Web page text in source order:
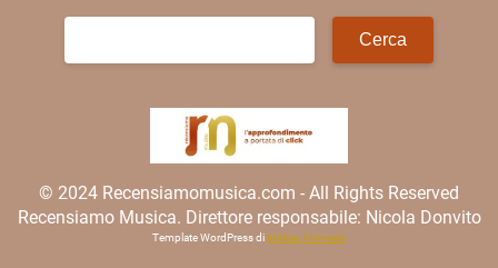
Ricerca
© 2024 Recensiamomusica.com - All Rights Reserved
Recensiamo Musica. Direttore responsabile: Nicola Donvito
Template WordPress di Matteo Morreale